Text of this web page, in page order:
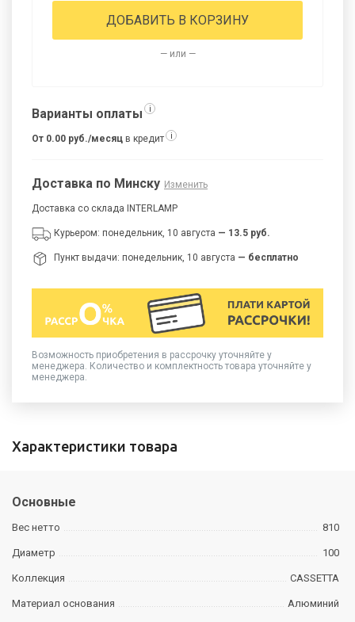
ДОБАВИТЬ В КОРЗИНУ
— или —
Варианты оплаты i
От 0.00 руб./месяц в кредит i
Доставка по Минску Изменить
Доставка со склада INTERLAMP
Курьером: понедельник, 10 августа — 13.5 руб.
Пункт выдачи: понедельник, 10 августа — бесплатно
Возможность приобретения в рассрочку уточняйте у
менеджера. Количество и комплектность товара уточняйте у
менеджера.
Характеристики товара
Основные
Вес нетто 810
Диаметр 100
Коллекция CASSETTA
Материал основания Алюминий